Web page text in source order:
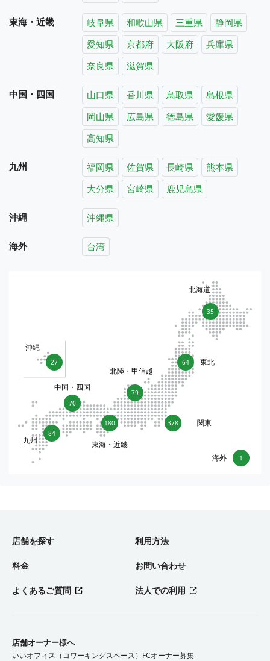
東海・近畿 岐阜県 和歌山県 三重県
静岡県
愛知県
京都府 大阪府
兵庫県
奈良県
滋賀県
中国・四国 山口県 香川県 鳥取県
島根県
岡山県
広島県 徳島県
愛媛県
高知県
九州 福岡県 佐賀県 長崎県
熊本県
大分県
宮崎県 鹿児島県
沖縄 沖縄県
海外 台湾
35
北海道
64 東北
378 関東
79
北陸・甲信越
180
東海・近畿
70
中国・四国
84
九州
27
沖縄
1
海外
店舗を探す 利用方法
料金 お問い合わせ
よくあるご質問 法人での利用
店舗オーナー様へ
いいオフィス（コワーキングスペース）FCオーナー募集